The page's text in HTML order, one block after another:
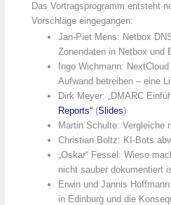
Das Vortragsprogramm entsteht
Vorschläge eingegangen:
Jan-Piet Mens: Netbox
Zonendaten in Netbox und
Ingo Wichmann:
Aufwand betreiben – eine
Dirk Meyer: „DMARC
Reports“ (Slides)
Martin Schulte: Vergleiche
Christian Boltz: KI-Bots
„Oskar“ Fessel: Wieso
nicht sauber dokumentiert
Erwin und Jannis
in Edinburg und die